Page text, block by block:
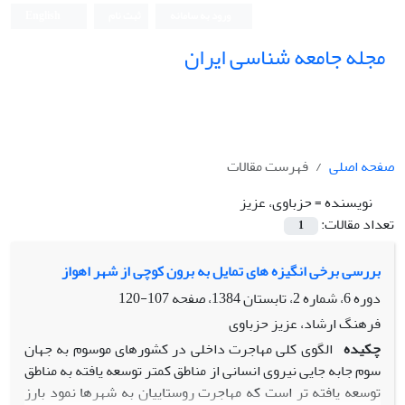
مجله جامعه شناسی ایران
صفحه اصلی
فهرست مقالات
نویسنده =حزباوی، عزیز
تعداد مقالات:
1
بررسی برخی انگیزه های تمایل به برون کوچی از شهر اهواز
دوره 6، شماره 2، تابستان 1384، صفحه
107-120
فرهنگ ارشاد، عزیز حزباوی
چکیده الگوی کلی مهاجرت داخلی در کشورهای موسوم به جهان
سوم جابه جایی نیروی انسانی از مناطق کمتر توسعه یافته به مناطق
توسعه یافته تر است که مهاجرت روستاییان به شهرها نمود بارز